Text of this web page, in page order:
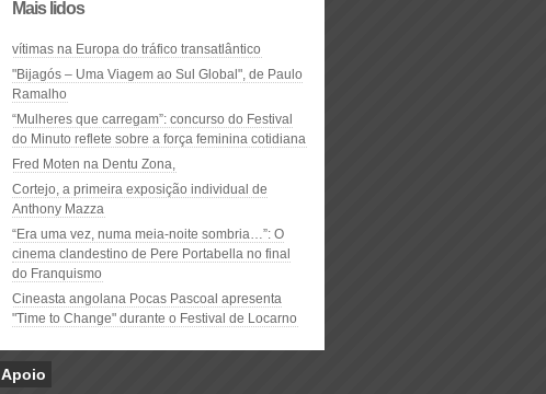
Mais lidos
vítimas na Europa do tráfico transatlântico
"Bijagós – Uma Viagem ao Sul Global", de Paulo
Ramalho
“Mulheres que carregam”: concurso do Festival
do Minuto reflete sobre a força feminina cotidiana
Fred Moten na Dentu Zona,
Cortejo, a primeira exposição individual de
Anthony Mazza
“Era uma vez, numa meia-noite sombria…”: O
cinema clandestino de Pere Portabella no final
do Franquismo
Cineasta angolana Pocas Pascoal apresenta
"Time to Change" durante o Festival de Locarno
Apoio